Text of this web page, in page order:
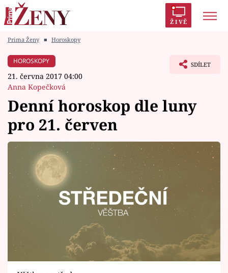
ŽIVĚ
Módní alarm
Témata
Celebrity
Vztahy
Seriály
Horoskopy
Sledujte prima+
Prima Ženy ■ Horoskopy
HOROSKOPY
21. června 2017 04:00
Anna Kopečková
SDÍLET
Denní horoskop dle luny
pro 21. červen